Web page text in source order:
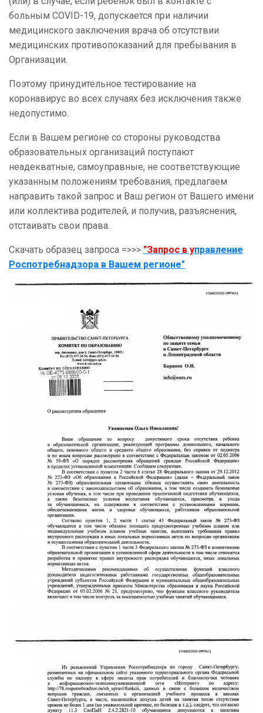
больным COVID-19, допускается при наличии
медицинского заключения врача об отсутствии
медицинских противопоказаний для пребывания в
Организации.
Поэтому принудительное тестирование на
коронавирус во всех случаях без исключения также
недопустимо.
Если в Вашем регионе со стороны руководства
образовательных организаций поступают
неадекватные, самоуправные, не соответствующие
указанным положениям требования, предлагаем
направить такой запрос и Ваш регион от Вашего имени
или коллектива родителей, и получив, разъяснения,
отстаивать свои права.
Скачать образец запроса =>>> "Запрос в управление
Роспотребнадзора в Вашем регионе"